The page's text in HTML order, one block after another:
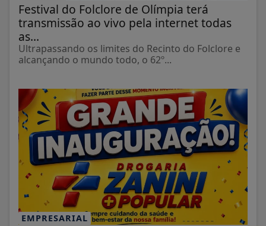
Festival do Folclore de Olímpia terá
transmissão ao vivo pela internet todas
as...
Ultrapassando os limites do Recinto do Folclore e
alcançando o mundo todo, o 62º...
EMPRESARIAL